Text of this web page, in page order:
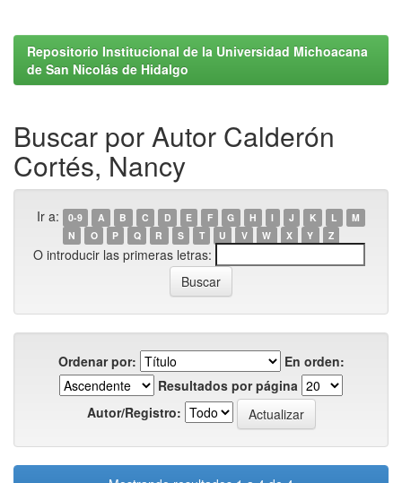
Repositorio Institucional de la Universidad Michoacana
de San Nicolás de Hidalgo
Buscar por Autor Calderón
Cortés, Nancy
Ir a: 0-9 A B C D E F G H I J K L
M
N
O P Q R S T U V W X Y Z
O introducir las primeras letras:
Ordenar por:
En orden:
Resultados por página
Autor/Registro: